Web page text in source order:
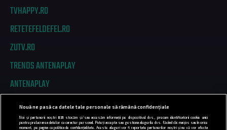
TVHAPPY.RO
RETETEFELDEFEL.RO
ZUTV.RO
TRENDS ANTENAPLAY
ANTENAPLAY
PRIVACY
Nouă ne pasă ca datele tale personale să rămână confidențiale
Noi și partenerii noștri 831
stocăm și/sau accesăm informații pe dispozitivul dvs., precum identificatorii cookie unici
pentru prelucrarea datelor cu caracter personal. Puteți accepta sau gestiona alegerile dvs. făcând clic mai jos sau în orice
moment, pe pagina cu politica de confidențialitate. Aceste alegeri vor fi raportate partenerilor noștri și nu vă vor afecta